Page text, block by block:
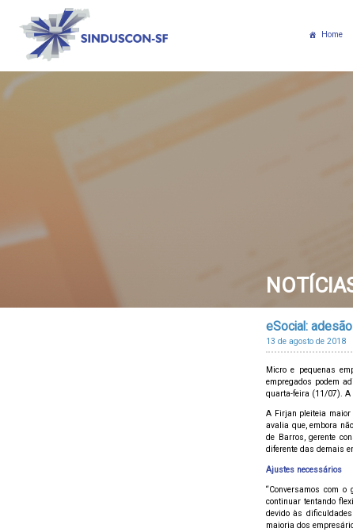
Home
eSocial:
13 de agosto de 2018
Micro e pequenas
empregados podem
quarta-feira (11/07).
A Firjan pleiteia maior
avalia que, embora
de Barros, gerente
diferente das demais
Ajustes necessários
“Conversamos com
continuar tentando
devido às
maioria dos